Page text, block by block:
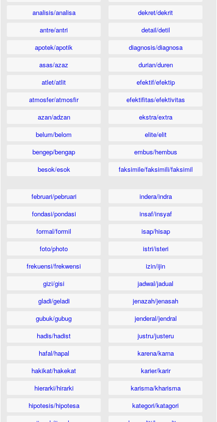
analisis/analisa
antre/antri
apotek/apotik
asas/azaz
atlet/atlit
atmosfer/atmosfir
azan/adzan
belum/belom
bengep/bengap
besok/esok
dekret/dekrit
detail/detil
diagnosis/diagnosa
durian/duren
efektif/efektip
efektifitas/efektivitas
ekstra/extra
elite/elit
embus/hembus
faksimile/faksimili/faksimil
februari/pebruari
fondasi/pondasi
formal/formil
foto/photo
frekuensi/frekwensi
gizi/gisi
gladi/geladi
gubuk/gubug
hadis/hadist
hafal/hapal
hakikat/hakekat
hierarki/hirarki
hipotesis/hipotesa
indera/indra
insaf/insyaf
isap/hisap
istri/isteri
izin/ijin
jadwal/jadual
jenazah/jenasah
jenderal/jendral
justru/justeru
karena/karna
karier/karir
karisma/kharisma
kategori/katagori